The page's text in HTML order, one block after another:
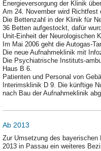
Energieversorgung der Klinik
Am 24. November wird Richtfest
Die Bettenzahl in der Klinik für
36 Betten aufgestockt, dafür
Unit-Einheit der Neurologischen
Im Mai 2006 geht die Autogas-
Die neue Aufnahmeklinik mit
Die Psychiatrische Instituts-
Haus B 6.
Patienten und Personal von
Interimsklinik D 9. Die künftige
nach Bau der Aufnahmeklinik
Ab 2013
Zur Umsetzung des
2013 in Passau ein weiteres